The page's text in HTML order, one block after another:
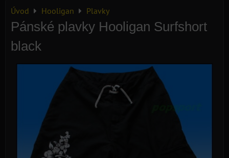
Úvod Hooligan Plavky
Pánské plavky Hooligan Surfshort
black